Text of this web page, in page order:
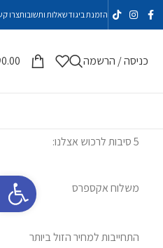
פתח
הזמנת ביגודשאלות ותשובותצרו
כניסה / הרשמה 0.00
5 סיבות לרכוש אצלנו:
משלוח אקספרס
התחייבות למחיר הזול ביותר